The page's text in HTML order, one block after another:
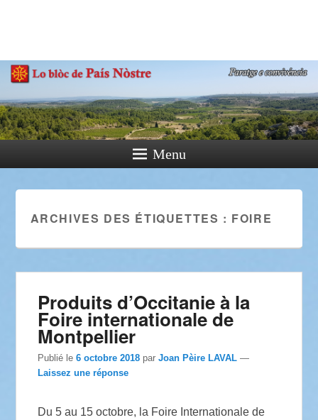
Paratge e Convivència
Menu
ARCHIVES DES ÉTIQUETTES : FOIRE
Produits d’Occitanie à la
Foire internationale de
Montpellier
Publié le6 octobre 2018 parJoan Pèire LAVAL —
Laissez une réponse
Du 5 au 15 octobre, la Foire Internationale de